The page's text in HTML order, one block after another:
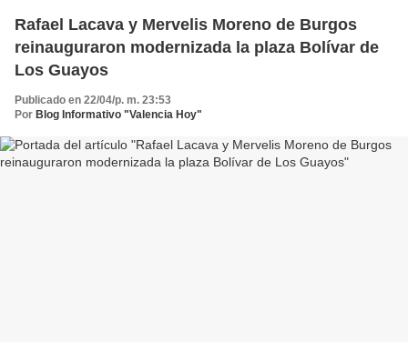
Rafael Lacava y Mervelis Moreno de Burgos
reinauguraron modernizada la plaza Bolívar de
Los Guayos
Publicado en 22/04/p. m. 23:53
Por Blog Informativo "Valencia Hoy"